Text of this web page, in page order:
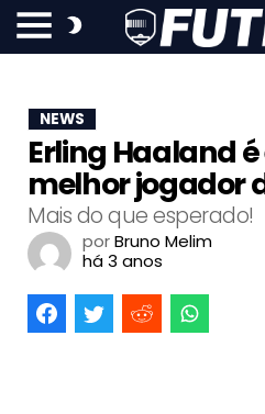
NEWS
Erling Haaland é
melhor jogador
Mais do que esperado!
porBruno Melim
há 3 anos